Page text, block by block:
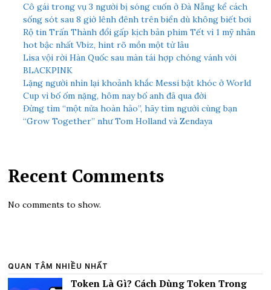
Cô gái trong vụ 3 người bị sóng cuốn ở Đà Nẵng kể cách
sống sót sau 8 giờ lênh đênh trên biển dù không biết bơi
Rộ tin Trấn Thành đổi gấp kịch bản phim Tết vì 1 mỹ nhân
hot bậc nhất Vbiz, hint rõ mồn một từ lâu
Lisa vội rời Hàn Quốc sau màn tái hợp chóng vánh với
BLACKPINK
Lặng người nhìn lại khoảnh khắc Messi bật khóc ở World
Cup vì bố ốm nặng, hôm nay bố anh đã qua đời
Đừng tìm “một nửa hoàn hảo”, hãy tìm người cùng bạn
“Grow Together” như Tom Holland và Zendaya
Recent Comments
No comments to show.
QUAN TÂM NHIỀU NHẤT
Token Là Gì? Cách Dùng Token Trong